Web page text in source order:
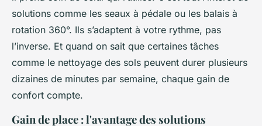
solutions comme les seaux à pédale ou les balais à
rotation 360°. Ils s’adaptent à votre rythme, pas
l’inverse. Et quand on sait que certaines tâches
comme le nettoyage des sols peuvent durer plusieurs
dizaines de minutes par semaine, chaque gain de
confort compte.
Gain de place : l'avantage des solutions